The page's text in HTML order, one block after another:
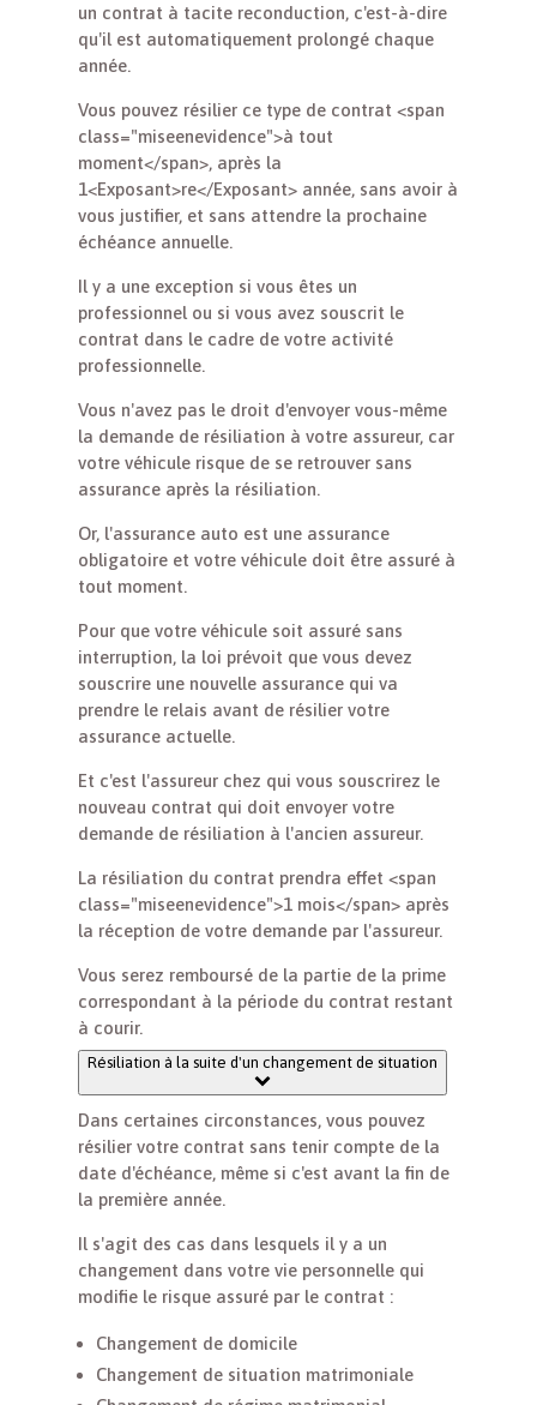
un contrat à tacite reconduction, c'est-à-dire
qu'il est automatiquement prolongé chaque
année.
Vous pouvez résilier ce type de contrat <span
class="miseenevidence">à tout
moment</span>, après la
1<Exposant>re</Exposant> année, sans avoir à
vous justifier, et sans attendre la prochaine
échéance annuelle.
Il y a une exception si vous êtes un
professionnel ou si vous avez souscrit le
contrat dans le cadre de votre activité
professionnelle.
Vous n'avez pas le droit d'envoyer vous-même
la demande de résiliation à votre assureur, car
votre véhicule risque de se retrouver sans
assurance après la résiliation.
Or, l'assurance auto est une assurance
obligatoire et votre véhicule doit être assuré à
tout moment.
Pour que votre véhicule soit assuré sans
interruption, la loi prévoit que vous devez
souscrire une nouvelle assurance qui va
prendre le relais avant de résilier votre
assurance actuelle.
Et c'est l'assureur chez qui vous souscrirez le
nouveau contrat qui doit envoyer votre
demande de résiliation à l'ancien assureur.
La résiliation du contrat prendra effet <span
class="miseenevidence">1 mois</span> après
la réception de votre demande par l'assureur.
Vous serez remboursé de la partie de la prime
correspondant à la période du contrat restant
à courir.
Résiliation à la suite d'un changement de situation
Dans certaines circonstances, vous pouvez
résilier votre contrat sans tenir compte de la
date d'échéance, même si c'est avant la fin de
la première année.
Il s'agit des cas dans lesquels il y a un
changement dans votre vie personnelle qui
modifie le risque assuré par le contrat :
Changement de domicile
Changement de situation matrimoniale